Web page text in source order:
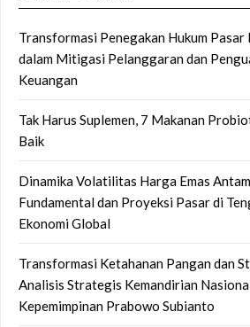
Transformasi Penegakan Hukum
dalam Mitigasi Pelanggaran dan
Keuangan
Tak Harus Suplemen, 7 Makanan
Baik
Dinamika Volatilitas Harga Emas
Fundamental dan Proyeksi Pasar di
Ekonomi Global
Transformasi Ketahanan Pangan dan
Analisis Strategis Kemandirian
Kepemimpinan Prabowo Subianto